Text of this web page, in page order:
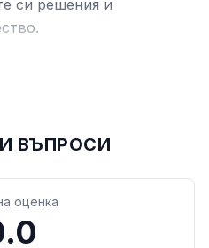
си решения и
интериори:
плочки
здравина и лесно
ВЪПРОСИ
оценка